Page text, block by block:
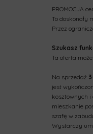
PROMOCJA
To doskonały
Przez
Szukasz
Ta oferta
Na sprzedaż 3
jest
kosztownych i
mieszkanie
szafę w
Wystarczy